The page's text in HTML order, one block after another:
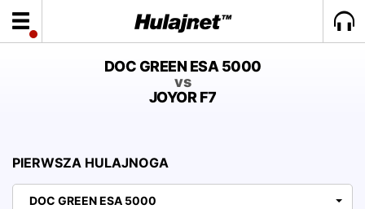
DOC GREEN ESA 5000
vs
JOYOR F7
PIERWSZA HULAJNOGA
DOC GREEN ESA 5000